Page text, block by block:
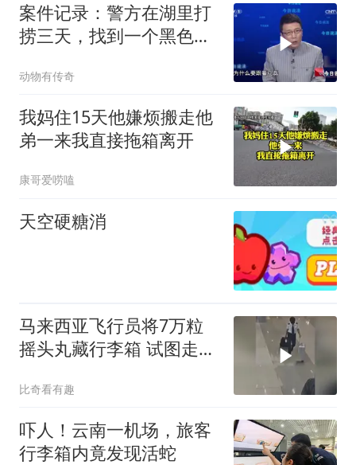
案件记录：警方在湖里打
捞三天，找到一个黑色行
动物有传奇
我妈住15天他嫌烦搬走他
弟一来我直接拖箱离开
康哥爱唠嗑
天空硬糖消
马来西亚飞行员将7万粒
摇头丸藏行李箱 试图走私
比奇看有趣
吓人！云南一机场，旅客
行李箱内竟发现活蛇